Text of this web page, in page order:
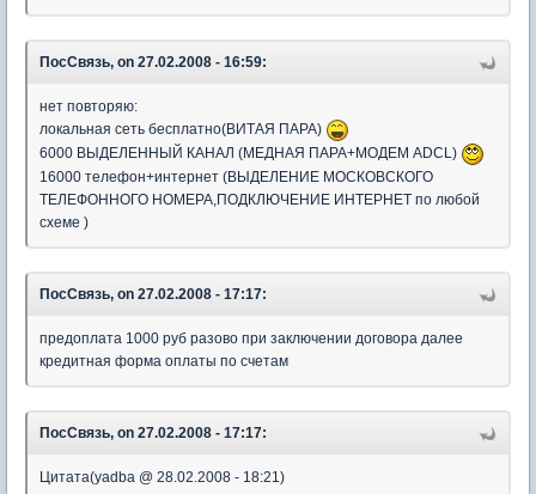
ПосСвязь, on 27.02.2008 - 16:59:
нет повторяю:
локальная сеть бесплатно(ВИТАЯ ПАРА)
6000 ВЫДЕЛЕННЫЙ КАНАЛ (МЕДНАЯ ПАРА+МОДЕМ ADCL)
16000 телефон+интернет (ВЫДЕЛЕНИЕ МОСКОВСКОГО
ТЕЛЕФОННОГО НОМЕРА,ПОДКЛЮЧЕНИЕ ИНТЕРНЕТ по любой
схеме )
ПосСвязь, on 27.02.2008 - 17:17:
предоплата 1000 руб разово при заключении договора далее
кредитная форма оплаты по счетам
ПосСвязь, on 27.02.2008 - 17:17:
Цитата(yadba @ 28.02.2008 - 18:21)